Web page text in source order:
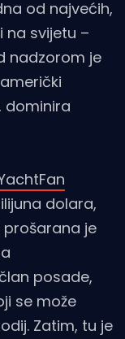
od najvećih,
na svijetu –
nadzorom je
dominira
dolara,
prošarana je
posade,
se može
Zatim, tu je